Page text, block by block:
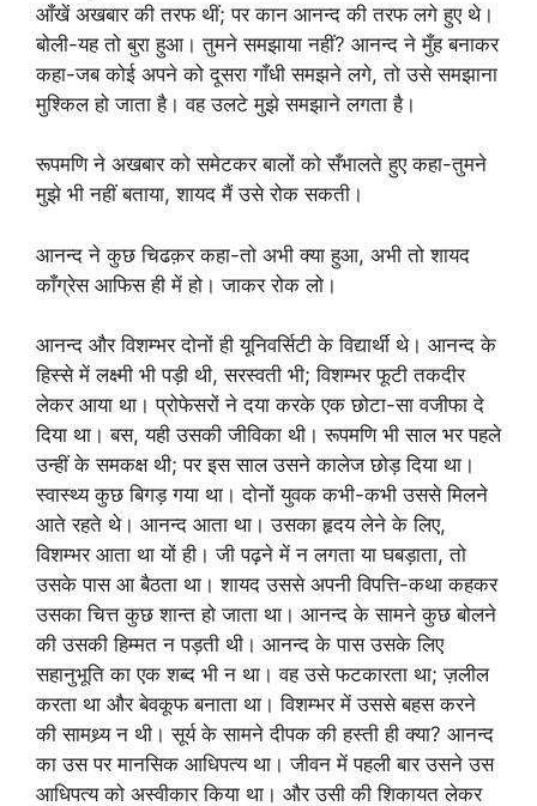
आँखें अखबार की तरफ थीं; पर कान आनन्द की तरफ लगे हुए थे।
बोली-यह तो बुरा हुआ। तुमने समझाया नहीं? आनन्द ने मुँह बनाकर
कहा-जब कोई अपने को दूसरा गाँधी समझने लगे, तो उसे समझाना
मुश्किल हो जाता है। वह उलटे मुझे समझाने लगता है।
रूपमणि ने अखबार को समेटकर बालों को सँभालते हुए कहा-तुमने
मुझे भी नहीं बताया, शायद मैं उसे रोक सकती।
आनन्द ने कुछ चिढक़र कहा-तो अभी क्या हुआ, अभी तो शायद
काँग्रेस आफिस ही में हो। जाकर रोक लो।
आनन्द और विशम्भर दोनों ही यूनिवर्सिटी के विद्यार्थी थे। आनन्द के
हिस्से में लक्ष्मी भी पड़ी थी, सरस्वती भी; विशम्भर फूटी तकदीर
लेकर आया था। प्रोफेसरों ने दया करके एक छोटा-सा वजीफा दे
दिया था। बस, यही उसकी जीविका थी। रूपमणि भी साल भर पहले
उन्हीं के समकक्ष थी; पर इस साल उसने कालेज छोड़ दिया था।
स्वास्थ्य कुछ बिगड़ गया था। दोनों युवक कभी-कभी उससे मिलने
आते रहते थे। आनन्द आता था। उसका हृदय लेने के लिए,
विशम्भर आता था यों ही। जी पढ़ने में न लगता या घबड़ाता, तो
उसके पास आ बैठता था। शायद उससे अपनी विपत्ति-कथा कहकर
उसका चित्त कुछ शान्त हो जाता था। आनन्द के सामने कुछ बोलने
की उसकी हिम्मत न पड़ती थी। आनन्द के पास उसके लिए
सहानुभूति का एक शब्द भी न था। वह उसे फटकारता था; ज़लील
करता था और बेवकूफ बनाता था। विशम्भर में उससे बहस करने
की सामथ्र्य न थी। सूर्य के सामने दीपक की हस्ती ही क्या? आनन्द
का उस पर मानसिक आधिपत्य था। जीवन में पहली बार उसने उस
आधिपत्य को अस्वीकार किया था। और उसी की शिकायत लेकर